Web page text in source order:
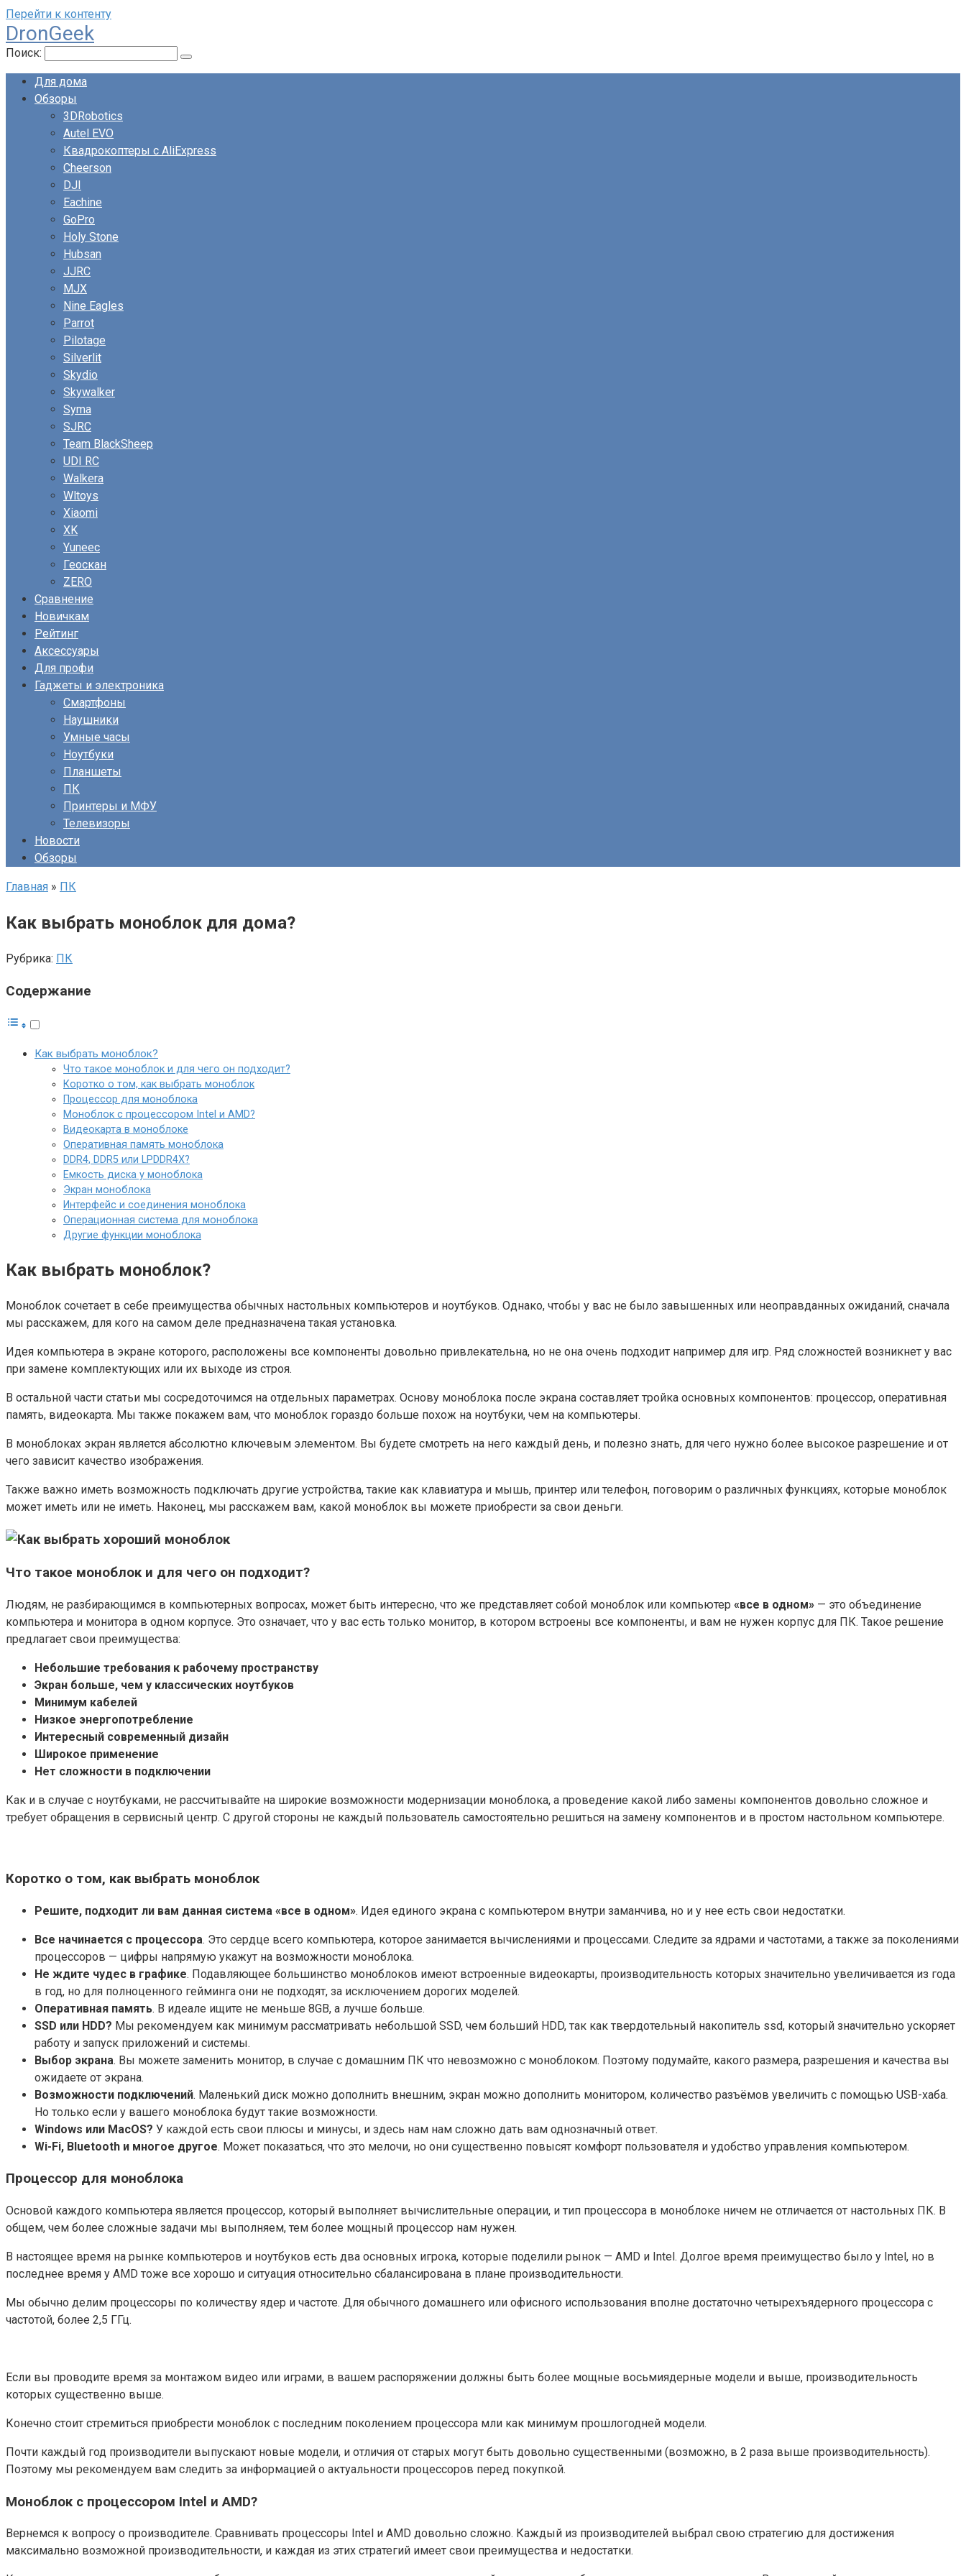
Перейти к контенту
DronGeek
Поиск:
Для дома
Обзоры
3DRobotics
Autel EVO
Квадрокоптеры с AliExpress
Cheerson
DJI
Eachine
GoPro
Holy Stone
Hubsan
JJRC
MJX
Nine Eagles
Parrot
Pilotage
Silverlit
Skydio
Skywalker
Syma
SJRC
Team BlackSheep
UDI RC
Walkera
Wltoys
Xiaomi
XK
Yuneec
Геоскан
ZERO
Сравнение
Новичкам
Рейтинг
Аксессуары
Для профи
Гаджеты и электроника
Смартфоны
Наушники
Умные часы
Ноутбуки
Планшеты
ПК
Принтеры и МФУ
Телевизоры
Новости
Обзоры
Главная » ПК
Как выбрать моноблок для дома?
Рубрика: ПК
Содержание
Как выбрать моноблок?
Что такое моноблок и для чего он подходит?
Коротко о том, как выбрать моноблок
Процессор для моноблока
Моноблок с процессором Intel и AMD?
Видеокарта в моноблоке
Оперативная память моноблока
DDR4, DDR5 или LPDDR4X?
Емкость диска у моноблока
Экран моноблока
Интерфейс и соединения моноблока
Операционная система для моноблока
Другие функции моноблока
Как выбрать моноблок?
Моноблок сочетает в себе преимущества обычных настольных компьютеров и ноутбуков. Однако, чтобы у вас не было завышенных или неоправданных ожиданий, сначала
мы расскажем, для кого на самом деле предназначена такая установка.
Идея компьютера в экране которого, расположены все компоненты довольно привлекательна, но не она очень подходит например для игр. Ряд сложностей возникнет у вас
при замене комплектующих или их выходе из строя.
В остальной части статьи мы сосредоточимся на отдельных параметрах. Основу моноблока после экрана составляет тройка основных компонентов: процессор, оперативная
память, видеокарта. Мы также покажем вам, что моноблок гораздо больше похож на ноутбуки, чем на компьютеры.
В моноблоках экран является абсолютно ключевым элементом. Вы будете смотреть на него каждый день, и полезно знать, для чего нужно более высокое разрешение и от
чего зависит качество изображения.
Также важно иметь возможность подключать другие устройства, такие как клавиатура и мышь, принтер или телефон, поговорим о различных функциях, которые моноблок
может иметь или не иметь. Наконец, мы расскажем вам, какой моноблок вы можете приобрести за свои деньги.
Что такое моноблок и для чего он подходит?
Людям, не разбирающимся в компьютерных вопросах, может быть интересно, что же представляет собой моноблок или компьютер «все в одном» — это объединение
компьютера и монитора в одном корпусе. Это означает, что у вас есть только монитор, в котором встроены все компоненты, и вам не нужен корпус для ПК. Такое решение
предлагает свои преимущества:
Небольшие требования к рабочему пространству
Экран больше, чем у классических ноутбуков
Минимум кабелей
Низкое энергопотребление
Интересный современный дизайн
Широкое применение
Нет сложности в подключении
Как и в случае с ноутбуками, не рассчитывайте на широкие возможности модернизации моноблока, а проведение какой либо замены компонентов довольно сложное и
требует обращения в сервисный центр. С другой стороны не каждый пользователь самостоятельно решиться на замену компонентов и в простом настольном компьютере.
Коротко о том, как выбрать моноблок
Решите, подходит ли вам данная система «все в одном». Идея единого экрана с компьютером внутри заманчива, но и у нее есть свои недостатки.
Все начинается с процессора. Это сердце всего компьютера, которое занимается вычислениями и процессами. Следите за ядрами и частотами, а также за поколениями
процессоров — цифры напрямую укажут на возможности моноблока.
Не ждите чудес в графике. Подавляющее большинство моноблоков имеют встроенные видеокарты, производительность которых значительно увеличивается из года
в год, но для полноценного гейминга они не подходят, за исключением дорогих моделей.
Оперативная память. В идеале ищите не меньше 8GB, а лучше больше.
SSD или HDD? Мы рекомендуем как минимум рассматривать небольшой SSD, чем больший HDD, так как твердотельный накопитель ssd, который значительно ускоряет
работу и запуск приложений и системы.
Выбор экрана. Вы можете заменить монитор, в случае с домашним ПК что невозможно с моноблоком. Поэтому подумайте, какого размера, разрешения и качества вы
ожидаете от экрана.
Возможности подключений. Маленький диск можно дополнить внешним, экран можно дополнить монитором, количество разъёмов увеличить с помощью USB-хаба.
Но только если у вашего моноблока будут такие возможности.
Windows или MacOS? У каждой есть свои плюсы и минусы, и здесь нам нам сложно дать вам однозначный ответ.
Wi-Fi, Bluetooth и многое другое. Может показаться, что это мелочи, но они существенно повысят комфорт пользователя и удобство управления компьютером.
Процессор для моноблока
Основой каждого компьютера является процессор, который выполняет вычислительные операции, и тип процессора в моноблоке ничем не отличается от настольных ПК. В
общем, чем более сложные задачи мы выполняем, тем более мощный процессор нам нужен.
В настоящее время на рынке компьютеров и ноутбуков есть два основных игрока, которые поделили рынок — AMD и Intel. Долгое время преимущество было у Intel, но в
последнее время у AMD тоже все хорошо и ситуация относительно сбалансирована в плане производительности.
Мы обычно делим процессоры по количеству ядер и частоте. Для обычного домашнего или офисного использования вполне достаточно четырехъядерного процессора с
частотой, более 2,5 ГГц.
Если вы проводите время за монтажом видео или играми, в вашем распоряжении должны быть более мощные восьмиядерные модели и выше, производительность
которых существенно выше.
Конечно стоит стремиться приобрести моноблок с последним поколением процессора мли как минимум прошлогодней модели.
Почти каждый год производители выпускают новые модели, и отличия от старых могут быть довольно существенными (возможно, в 2 раза выше производительность).
Поэтому мы рекомендуем вам следить за информацией о актуальности процессоров перед покупкой.
Моноблок с процессором Intel и AMD?
Вернемся к вопросу о производителе. Сравнивать процессоры Intel и AMD довольно сложно. Каждый из производителей выбрал свою стратегию для достижения
максимально возможной производительности, и каждая из этих стратегий имеет свои преимущества и недостатки.